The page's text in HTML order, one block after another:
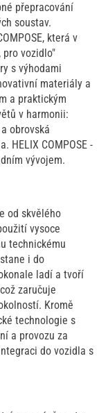
přepracování
soustav.
která v
vozidlo"
s výhodami
materiály a
a praktickým
v harmonii:
obrovská
HELIX COMPOSE -
vývojem.
od skvělého
vysoce
technickému
i do
ladí a tvoří
zaručuje
Kromě
technologie s
a provozu za
do vozidla s